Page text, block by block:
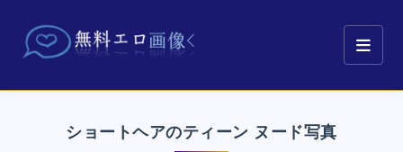
ショートヘアのティーン ヌード写真